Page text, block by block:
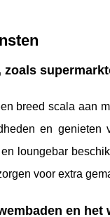
breed scala aan
en genieten
loungebar
voor extra
en het